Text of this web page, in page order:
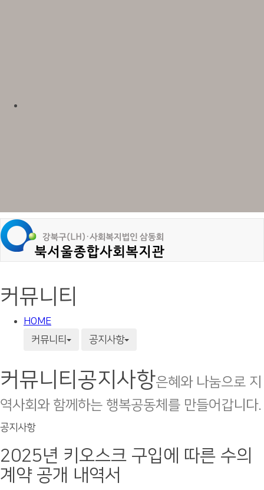
커뮤니티
HOME
커뮤니티
공지사항
커뮤니티 공지사항은혜와 나눔으로 지
역사회와 함께하는 행복공동체를 만들어갑니다.
공지사항
2025년 키오스크 구입에 따른 수의
계약 공개 내역서